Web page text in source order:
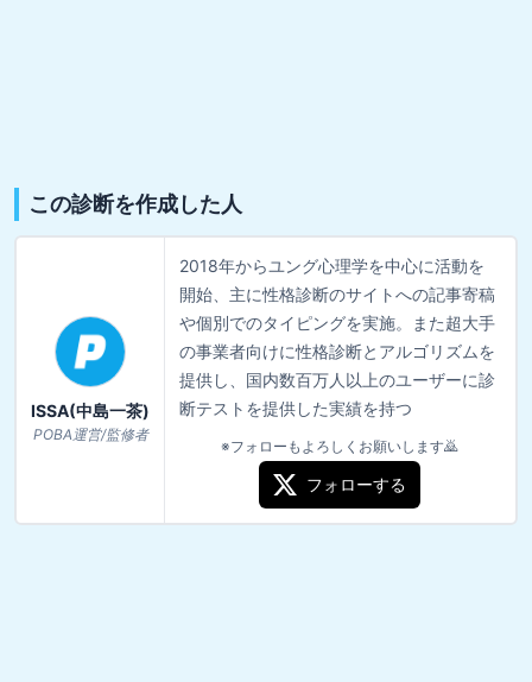
この診断を作成した人
ISSA(中島一茶)
POBA運営/監修者
2018年からユング心理学を中心に活動を
開始、主に性格診断のサイトへの記事寄稿
や個別でのタイピングを実施。また超大手
の事業者向けに性格診断とアルゴリズムを
提供し、国内数百万人以上のユーザーに診
断テストを提供した実績を持つ
※フォローもよろしくお願いします🙇
フォローする